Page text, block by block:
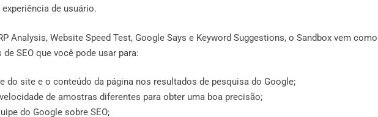
de usuário.
Analysis, Website Speed ​​Test, Google Says e Keyword Suggestions, o Sandbox vem como
SEO que você pode usar para:
do site e o conteúdo da página nos resultados de pesquisa do Google;
de amostras diferentes para obter uma boa precisão;
do Google sobre SEO;